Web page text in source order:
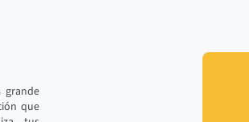
grande
que